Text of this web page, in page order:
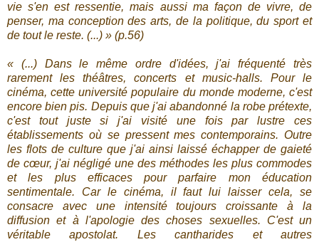
vie s'en est ressentie, mais aussi ma façon de vivre, de
penser, ma conception des arts, de la politique, du sport et
de tout le reste. (...) » (p.56)
« (...) Dans le même ordre d'idées, j'ai fréquenté très
rarement les théâtres, concerts et music-halls. Pour le
cinéma, cette université populaire du monde moderne, c'est
encore bien pis. Depuis que j'ai abandonné la robe prétexte,
c'est tout juste si j'ai visité une fois par lustre ces
établissements où se pressent mes contemporains. Outre
les flots de culture que j'ai ainsi laissé échapper de gaieté
de cœur, j'ai négligé une des méthodes les plus commodes
et les plus efficaces pour parfaire mon éducation
sentimentale. Car le cinéma, il faut lui laisser cela, se
consacre avec une intensité toujours croissante à la
diffusion et à l'apologie des choses sexuelles. C'est un
véritable apostolat. Les cantharides et autres